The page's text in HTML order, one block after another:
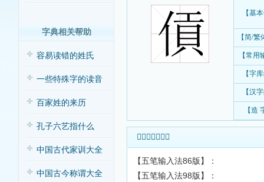
字典相关帮助
容易读错的姓氏
一些特殊字的读音
百家姓的来历
孔子六艺指什么
中国古代家训大全
中国古今称谓大全
【基
【简/
【常用
【字
【汉
【造
𪝖字输入法查询
【五笔输入法86版】：
【五笔输入法98版】：